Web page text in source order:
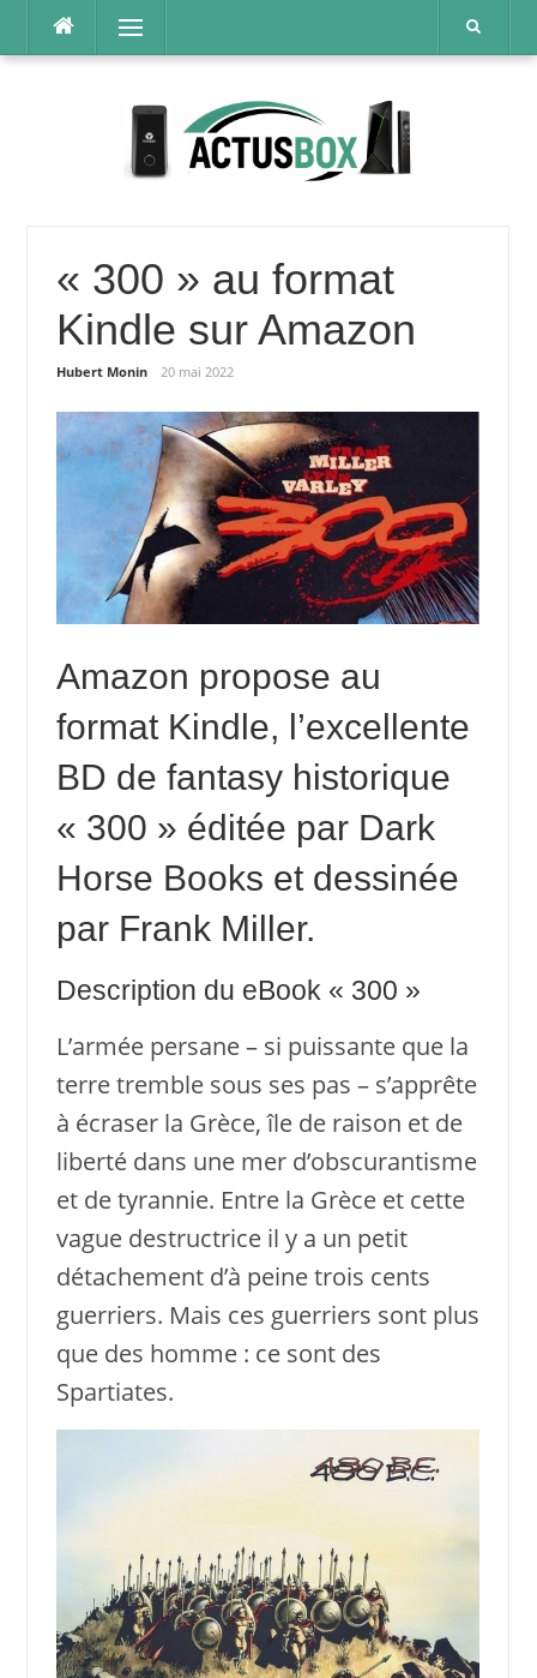
contenu
Menu
« 300 » au format
Kindle sur Amazon
Hubert Monin 20 mai 2022
Amazon propose au
format Kindle, l’excellente
BD de fantasy historique
« 300 » éditée par Dark
Horse Books et dessinée
par Frank Miller.
Description du eBook « 300 »
L’armée persane – si puissante que la
terre tremble sous ses pas – s’apprête
à écraser la Grèce, île de raison et de
liberté dans une mer d’obscurantisme
et de tyrannie. Entre la Grèce et cette
vague destructrice il y a un petit
détachement d’à peine trois cents
guerriers. Mais ces guerriers sont plus
que des homme : ce sont des
Spartiates.